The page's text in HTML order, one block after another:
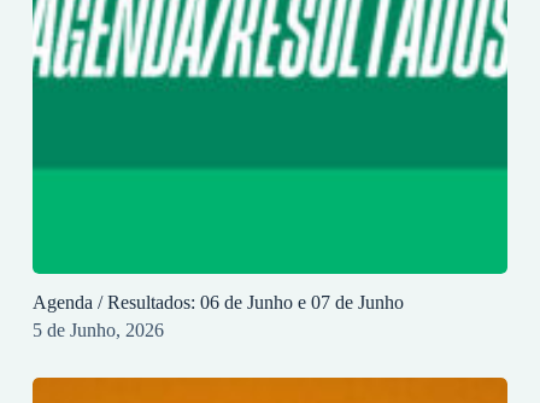
Agenda / Resultados: 06 de Junho e 07 de Junho
5 de Junho, 2026